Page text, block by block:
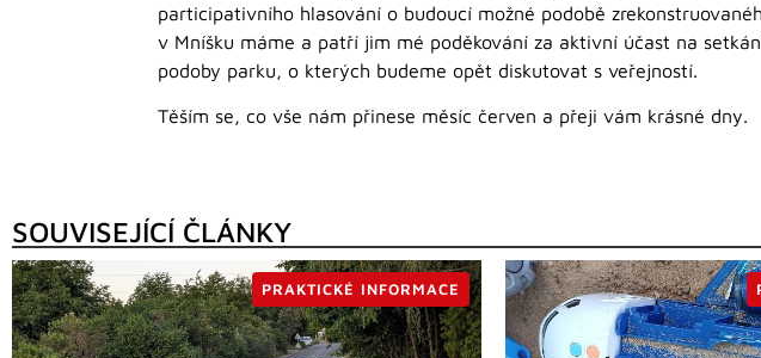
participativního hlasování o budoucí možné podobě
v Mníšku máme a patří jim mé poděkování za aktivní účast na
podoby parku, o kterých budeme opět diskutovat s veřejností.
Těším se, co vše nám přinese měsíc červen a přeji vám krásné dny.
SOUVISEJÍCÍ ČLÁNKY
PRAKTICKÉ INFORMACE